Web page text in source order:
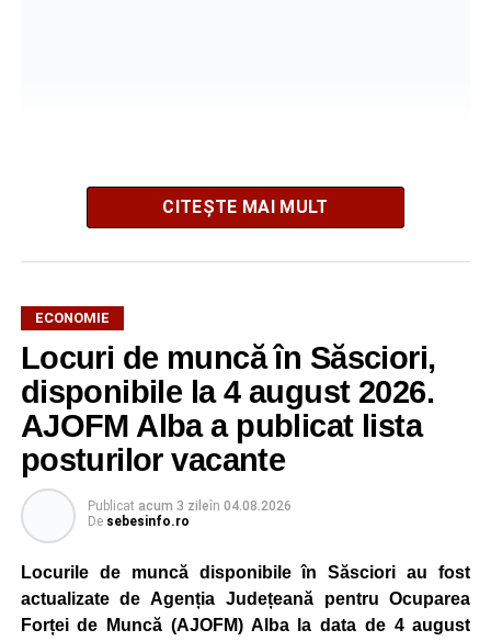
Potrivit unui comunicat al companiei, măsura va fi aplicată
gradual, în funcție de necesitățile sistemului energetic.
Reprezentanții Kronospan precizează că evoluția situației
este monitorizată permanent, iar activitatea va reveni la
capacitate normală imediat ce condițiile vor permite.
Compania dă asigurări că oprirea temporară a unor linii
de producție nu va afecta livrările către clienți.
Kronospan se numără printre cei mai mari consumatori de
energie electrică din România. O parte din necesarul
energetic este acoperită prin producția proprie de energie,
realizată cu ajutorul panourilor fotovoltaice și al unităților
CITEȘTE MAI MULT
ECONOMIE
Locuri de muncă în Săsciori,
disponibile la 4 august 2026.
AJOFM Alba a publicat lista
posturilor vacante
Publicat acum 3 zileîn 04.08.2026
De sebesinfo.ro
Locurile de muncă disponibile în Săsciori au fost
actualizate de Agenția Județeană pentru Ocuparea
Forței de Muncă (AJOFM) Alba la data de 4 august